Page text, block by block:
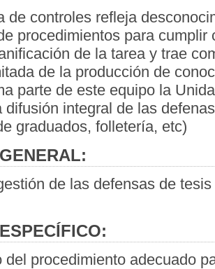
de controles refleja
procedimientos para
de la tarea y trae
de la producción de
parte de este equipo la
difusión integral de las
graduados, folletería, etc)
de las defensas de
del procedimiento adecuado